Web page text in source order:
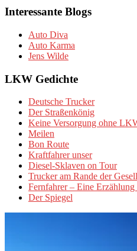
Interessante Blogs
Auto Diva
Auto Karma
Jens Wilde
LKW Gedichte
Deutsche Trucker
Der Straßenkönig
Keine Versorgung ohne
Meilen
Bon Route
Kraftfahrer unser
Diesel-Sklaven on Tour
Trucker am Rande der
Fernfahrer – Eine
Der Spiegel